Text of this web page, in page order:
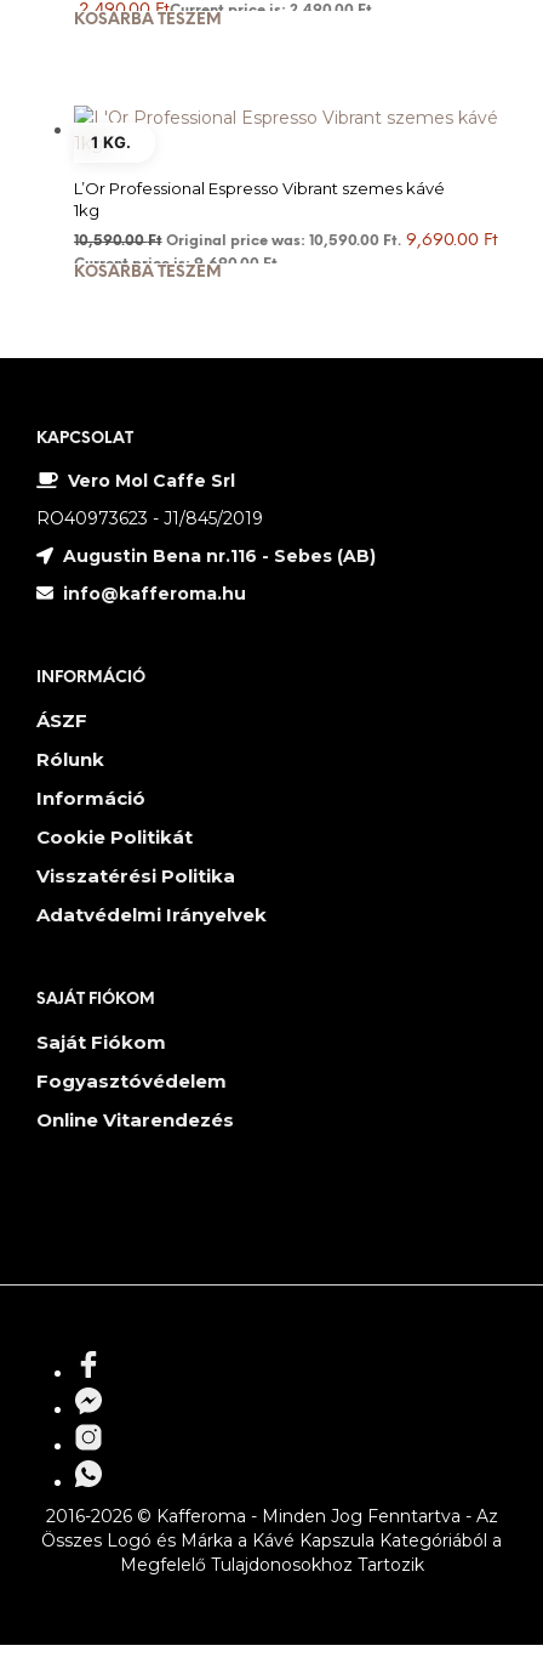
2,490.00 FtCurrent price is: 2,490.00 Ft.
KOSÁRBA TESZEM
1 KG.
L’Or Professional Espresso Vibrant szemes kávé
1kg
10,590.00Ft Original price was: 10,590.00 Ft. 9,690.00 Ft
Current price is: 9,690.00 Ft.
KOSÁRBA TESZEM
KAPCSOLAT
Vero Mol Caffe Srl
RO40973623 - J1/845/2019
Augustin Bena nr.116 - Sebes (AB)
info@kafferoma.hu
INFORMÁCIÓ
ÁSZF
Rólunk
Információ
Cookie Politikát
Visszatérési Politika
Adatvédelmi Irányelvek
SAJÁT FIÓKOM
Saját Fiókom
Fogyasztóvédelem
Online Vitarendezés
2016-2026 © Kafferoma - Minden Jog Fenntartva - Az
Összes Logó és Márka a Kávé Kapszula Kategóriából a
Megfelelő Tulajdonosokhoz Tartozik